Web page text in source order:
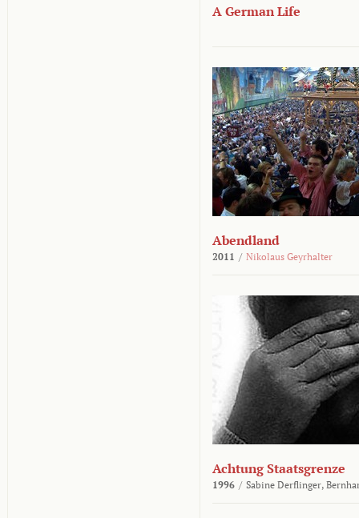
A German Life
Abendland
2011 / Nikolaus Geyrhalter
Achtung Staatsgrenze
1996 / Sabine Derflinger,